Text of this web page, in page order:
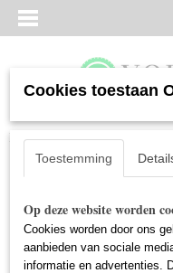
Inloggen Registreren
Cookies toestaan
Toestemming
Op deze website worden
Cookies worden door ons
aanbieden van sociale
informatie en advertenties.